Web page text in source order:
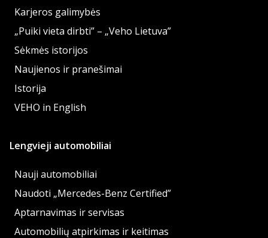
Karjeros galimybės
„Puiki vieta dirbti” – „Veho Lietuva”
Sėkmės istorijos
Naujienos ir pranešimai
Istorija
VEHO in English
Lengvieji automobiliai
Nauji automobiliai
Naudoti „Mercedes-Benz Certified”
Aptarnavimas ir servisas
Automobilių atpirkimas ir keitimas